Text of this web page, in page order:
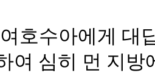
호수아에게 대
여 심히 먼 지